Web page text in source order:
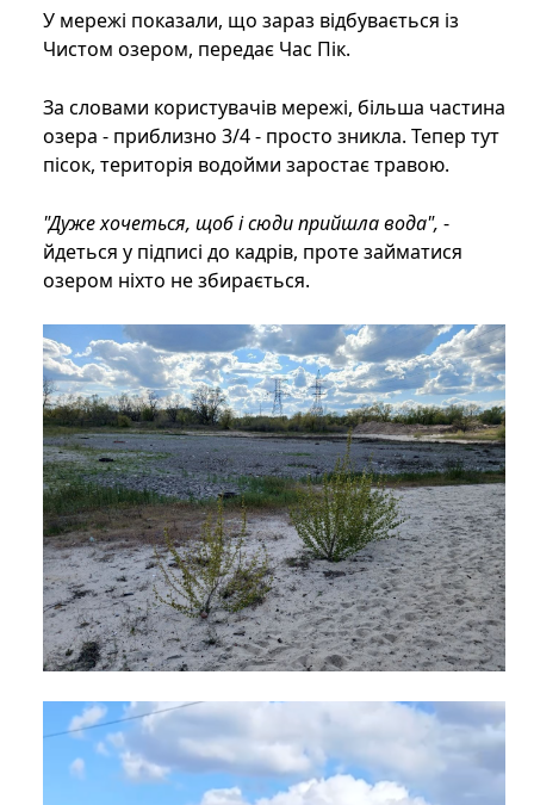
У мережі показали, що зараз відбувається із
Чистом озером, передає Час Пік.
За словами користувачів мережі, більша частина
озера - приблизно 3/4 - просто зникла. Тепер тут
пісок, територія водойми заростає травою.
"Дуже хочеться, щоб і сюди прийшла вода", -
йдеться у підписі до кадрів, проте займатися
озером ніхто не збирається.